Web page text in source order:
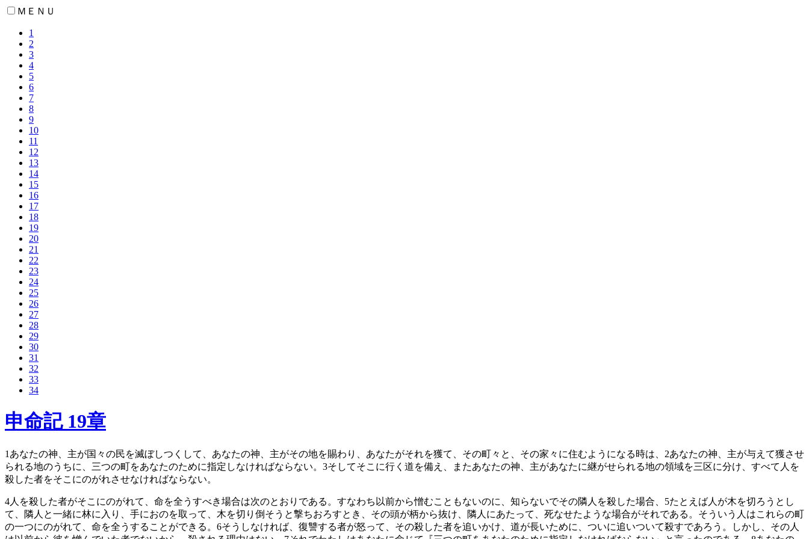
ＭＥＮＵ
1
2
3
4
5
6
7
8
9
10
11
12
13
14
15
16
17
18
19
20
21
22
23
24
25
26
27
28
29
30
31
32
33
34
申命記 19章
1 あなたの神、主が国々の民を滅ぼしつくして、あなたの神、主がその地を賜わり、あなたがそれを獲て、その町々と、その家々に住むようになる時は、 2あなたの神、主が与えて獲させ
られる地のうちに、三つの町をあなたのために指定しなければならない。 3そしてそこに行く道を備え、またあなたの神、主があなたに継がせられる地の領域を三区に分け、すべて人を
殺した者をそこにのがれさせなければならない。
4人を殺した者がそこにのがれて、命を全うすべき場合は次のとおりである。すなわち以前から憎むこともないのに、知らないでその隣人を殺した場合、 5たとえば人が木を切ろうとし
て、隣人と一緒に林に入り、手におのを取って、木を切り倒そうと撃ちおろすとき、その頭が柄から抜け、隣人にあたって、死なせたような場合がそれである。そういう人はこれらの町
の一つにのがれて、命を全うすることができる。 6そうしなければ、復讐する者が怒って、その殺した者を追いかけ、道が長いために、ついに追いついて殺すであろう。しかし、その人